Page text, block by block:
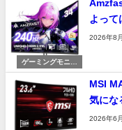
ゲーミングモニタ
ー
よって
2026年8
MSI
気にな
2026年6